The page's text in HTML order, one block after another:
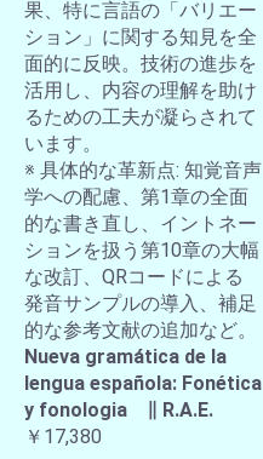
果、特に言語の「バリエー
ション」に関する知見を全
面的に反映。技術の進歩を
活用し、内容の理解を助け
るための工夫が凝らされて
います。
※ 具体的な革新点: 知覚音声
学への配慮、第1章の全面
的な書き直し、イントネー
ションを扱う第10章の大幅
な改訂、QRコードによる
発音サンプルの導入、補足
的な参考文献の追加など。
Nueva gramática de la
lengua española: Fonética
y fonologia ∥ R.A.E.
￥17,380